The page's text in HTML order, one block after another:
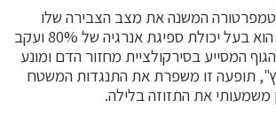
המשנה את מצב הצבירה שלו
בהתאם לחום הגוף. הוא בעל יכולת ספיגת אנרגיה של 80% ועקב
המסייע בסירקולציית מחזור הדם ומונע
תופעה זו משפרת את התנגדות המשטח
משמעותי את התזוזה בלילה.